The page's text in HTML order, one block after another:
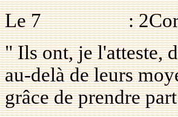
Le7
:
" Ils ont, je l'atteste,
au-delà de leurs
grâce de prendre